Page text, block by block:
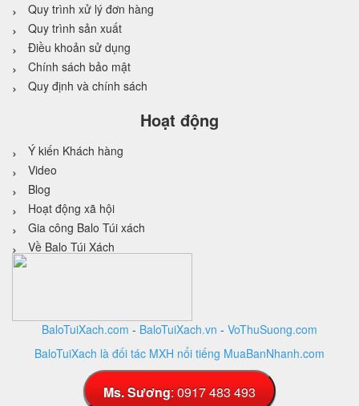
Quy trình xử lý đơn hàng
Quy trình sản xuất
Điều khoản sử dụng
Chính sách bảo mật
Quy định và chính sách
Hoạt động
Ý kiến Khách hàng
Video
Blog
Hoạt động xã hội
Gia công Balo Túi xách
Về Balo Túi Xách
BaloTuiXach.com - BaloTuiXach.vn - VoThuSuong.com
BaloTuiXach là đối tác MXH nổi tiếng MuaBanNhanh.com
Thiết kế website
DESIGN
Ms. Sương: 0917 483 493